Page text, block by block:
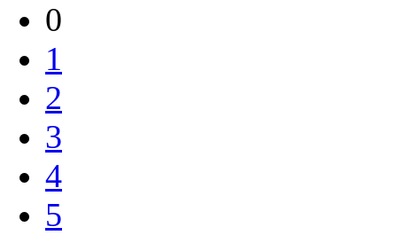
0
1
2
3
4
5